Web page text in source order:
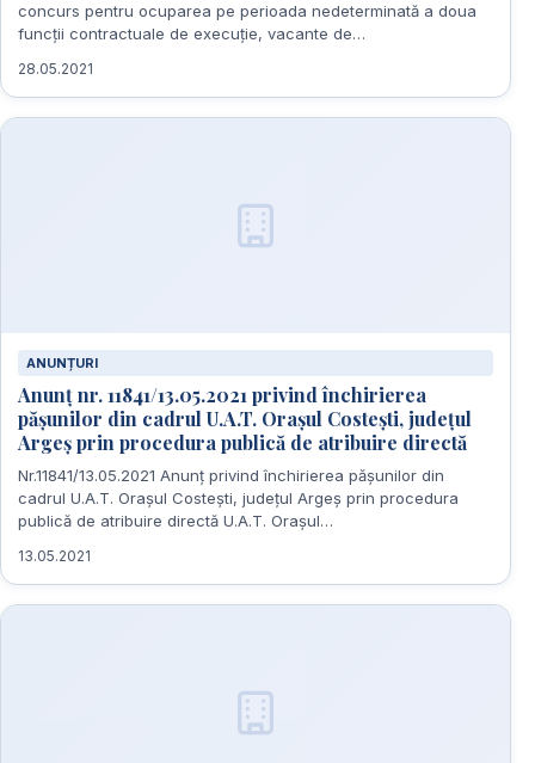
concurs pentru ocuparea pe perioada nedeterminată a doua
funcții contractuale de execuție, vacante de…
28.05.2021
ANUNȚURI
Anunț nr. 11841/13.05.2021 privind închirierea
pășunilor din cadrul U.A.T. Orașul Costești, județul
Argeș prin procedura publică de atribuire directă
Nr.11841/13.05.2021 Anunț privind închirierea pășunilor din
cadrul U.A.T. Orașul Costești, județul Argeș prin procedura
publică de atribuire directă U.A.T. Orașul…
13.05.2021